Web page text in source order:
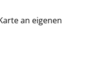
an eigenen